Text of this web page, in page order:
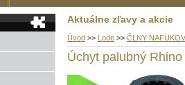
Aktuálne zľavy a akcie
Úvod >> Lode >> ČLNY
Úchyt palubný